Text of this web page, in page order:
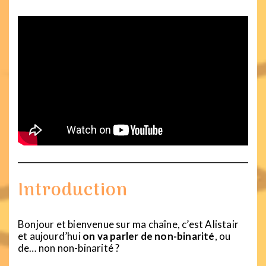
Introduction
Bonjour et bienvenue sur ma chaîne, c’est Alistair
et aujourd’huion va parler de non-binarité, ou
de… non non-binarité ?